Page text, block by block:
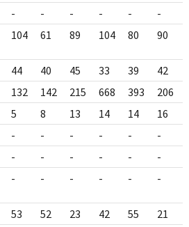
- - - - - -
104 61 89 104 80 90
44 40 45 33 39 42
132 142 215 668 393 206
5 8 13 14 14 16
- - - - - -
- - - - - -
- - - - - -
53 52 23 42 55 21